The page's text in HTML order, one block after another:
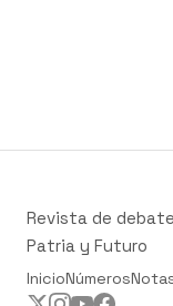
Revista de
Patria y Futuro
InicioNúmeros